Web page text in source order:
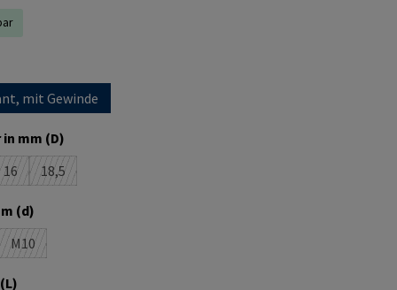
mit Gewinde
mm (D)auswählen
Option ist zurzeit nicht verfügbar.)
16
(Diese Option ist zurzeit nicht verfügbar.)
18,5
(Diese Option ist zurzeit nicht verfügbar.)
(d)auswählen
Option ist zurzeit nicht verfügbar.)
M10
(Diese Option ist zurzeit nicht verfügbar.)
auswählen